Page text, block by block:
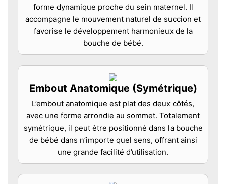
forme dynamique proche du sein maternel. Il
accompagne le mouvement naturel de succion et
favorise le développement harmonieux de la
bouche de bébé.
Embout Anatomique (Symétrique)
L’embout anatomique est plat des deux côtés,
avec une forme arrondie au sommet. Totalement
symétrique, il peut être positionné dans la bouche
de bébé dans n’importe quel sens, offrant ainsi
une grande facilité d’utilisation.